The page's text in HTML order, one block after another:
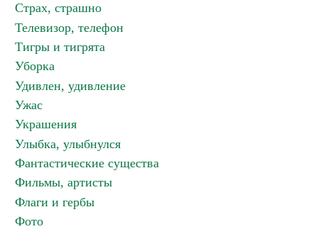
Страх, страшно
Телевизор, телефон
Тигры и тигрята
Уборка
Удивлен, удивление
Ужас
Украшения
Улыбка, улыбнулся
Фантастические существа
Фильмы, артисты
Флаги и гербы
Фото